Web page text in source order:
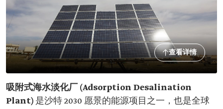
查看详情
吸附式海水淡化厂 (Adsorption Desalination
Plant) 是沙特 2030 愿景的能源项目之一，也是全球